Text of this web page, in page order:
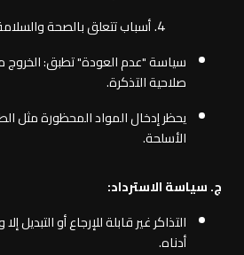
أسباب تتعلق بالصحة
سياسة "عدم العودة" تطبق: الخروج
صلاحية التذكرة.
يحظر إدخال المواد المحظورة مثل
الأسلحة.
ج‌. سياسة الاسترداد:
التذاكر غير قابلة للإرجاع أو
أدناه.